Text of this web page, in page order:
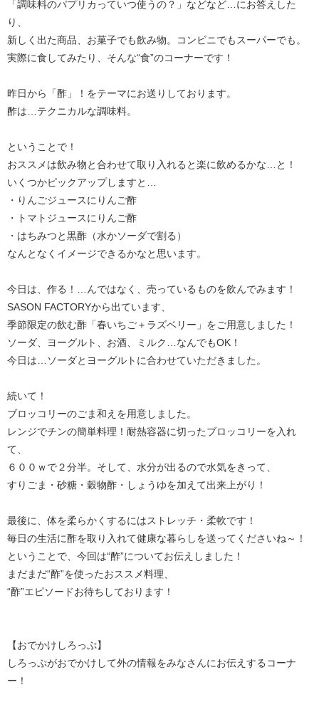
「調味料のパプリカっていつ使うの？」などなど…にお答えした
り、
新しく出た商品、お菓子でも飲み物。コンビニでもスーパーでも。
実際に食してみたり、そんな“食”のコーナーです！
昨日から「酢」！をテーマにお送りしております。
酢は…テクニカルな調味料。
ということで！
おススメは飲み物と合わせて取り入れると楽に飲めるかな…と！
いくつかピックアップしますと…
・りんごジュースにりんご酢
・トマトジュースにりんご酢
・はちみつと黒酢（水かソーダで割る）
なんとなくイメージできるかなと思います。
今日は、作る！…んではなく、売っているものを飲んでみます！
SASON FACTORYから出ています、
季節限定の飲む酢「春いちご＋ラズベリー」をご用意しました！
ソーダ、ヨーグルト、お酒、ミルク…なんでもOK！
今日は…ソーダとヨーグルトに合わせていただきました。
続いて！
ブロッコリーのごま和えを用意しました。
レンジでチンの簡単料理！耐熱容器に切ったブロッコリーを入れ
て、
６００ｗで２分半。そして、水分が出るので水気をきって、
すりごま・砂糖・穀物酢・しょうゆを加えて出来上がり！
最後に、体を柔らかくするにはストレッチ・柔軟です！
毎日の生活に酢を取り入れて健康な暮らしを送ってくださいね～！
ということで、今回は“酢”についてお伝えしました！
まだまだ“酢”を使ったおススメ料理、
“酢”エピソードお待ちしております！
【おでかけしろっぷ】
しろっぷがおでかけして外の情報をみなさんにお伝えするコーナ
ー！